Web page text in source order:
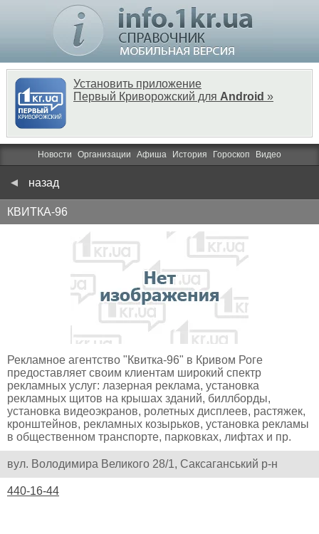
Установить приложение
Первый Криворожский для Android »
Новости Организации Афиша История Гороскоп Видео
назад
КВИТКА-96
Рекламное агентство "Квитка-96" в Кривом Роге
предоставляет своим клиентам широкий спектр
рекламных услуг: лазерная реклама, установка
рекламных щитов на крышах зданий, биллборды,
установка видеоэкранов, ролетных дисплеев, растяжек,
кронштейнов, рекламных козырьков, установка рекламы
в общественном транспорте, парковках, лифтах и пр.
вул. Володимира Великого 28/1, Саксаганський р-н
440-16-44